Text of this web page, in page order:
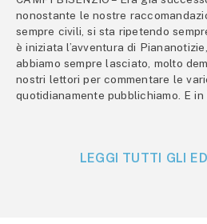
nonostante le nostre
sempre civili, si sta ripetendo
è iniziata l’avventura di
abbiamo sempre lasciato, molto
nostri lettori per commentare le
quotidianamente pubblichiamo. E in
LEGGI TUTTI GLI